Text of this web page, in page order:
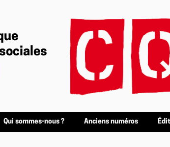
Qui sommes-nous ? Anciens numéros